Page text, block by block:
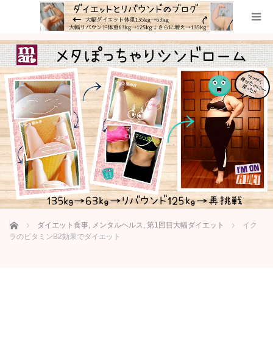
ホーム ダイエット食事, メンタルヘルス, 第1回目大幅ダイエット
イク
ラのビタミンB2効果でダイエット